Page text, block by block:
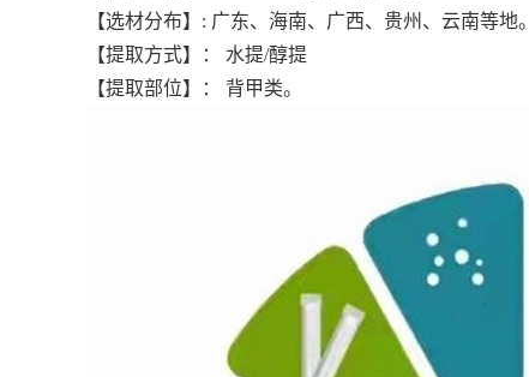
【选材分布】: 广东、海南、广西、贵州、云南等地。
【提取方式】： 水提/醇提
【提取部位】： 背甲类。